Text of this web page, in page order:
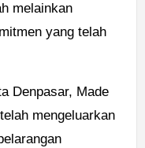
melainkan
yang telah
Denpasar, Made
mengeluarkan